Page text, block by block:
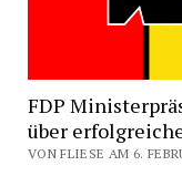
FDP
über
VON FLIESE AM 6.